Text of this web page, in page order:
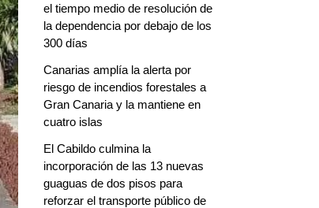
el tiempo medio de resolución de
la dependencia por debajo de los
300 días
Canarias amplía la alerta por
riesgo de incendios forestales a
Gran Canaria y la mantiene en
cuatro islas
El Cabildo culmina la
incorporación de las 13 nuevas
guaguas de dos pisos para
reforzar el transporte público de